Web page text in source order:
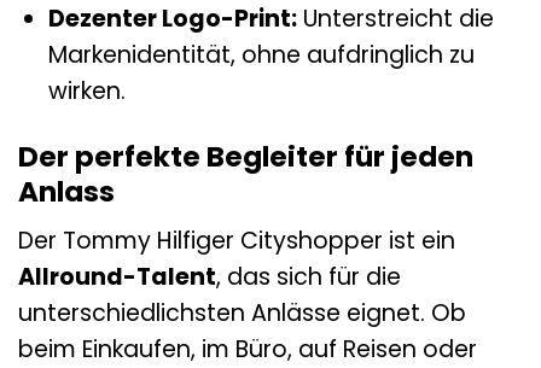
Dezenter Logo-Print:Unterstreicht die
Markenidentität, ohne aufdringlich zu
wirken.
Der perfekte Begleiter für jeden
Anlass
Der Tommy Hilfiger Cityshopper ist ein
Allround-Talent, das sich für die
unterschiedlichsten Anlässe eignet. Ob
beim Einkaufen, im Büro, auf Reisen oder